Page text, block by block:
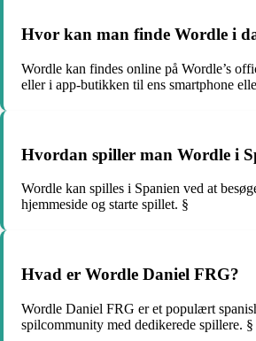
Hvor kan man finde Wordle i
Wordle kan findes online på Wordle’s
eller i app-butikken til ens smartphone
Hvordan spiller man Wordle i
Wordle kan spilles i Spanien ved at
hjemmeside og starte spillet. §
Hvad er Wordle Daniel FRG?
Wordle Daniel FRG er et populært
spilcommunity med dedikerede spillere. §